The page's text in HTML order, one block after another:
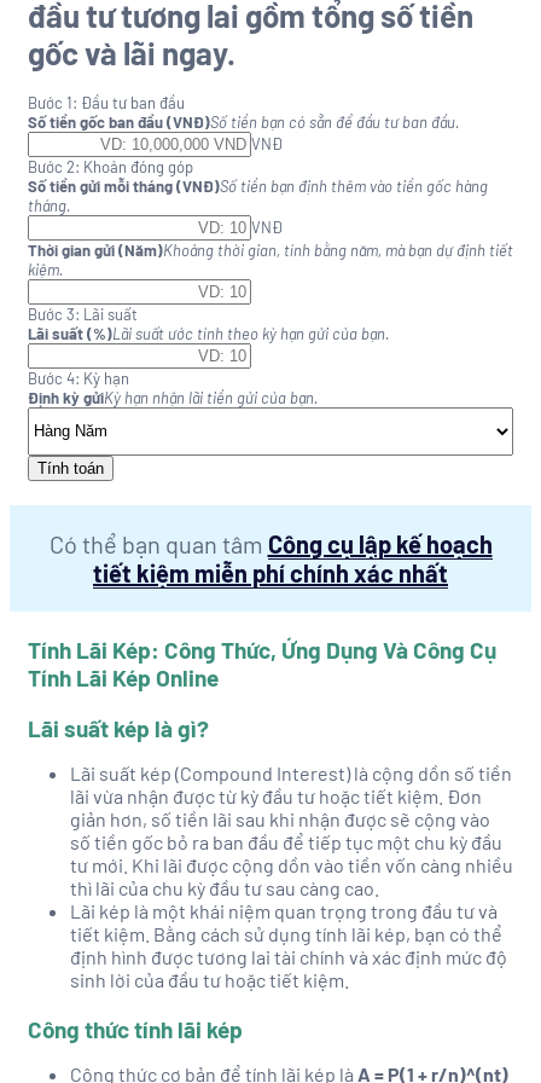
Lâm Nghiệp
Luật / Pháp lý
Môi trường
Mới tốt nghiệp / Thực tập
Mỹ thuật / Nghệ thuật / Thiết kế
Ngân hàng
Nhà hàng / Khách sạn
Nội ngoại thất
Nông nghiệp
Phi chính phủ / Phi lợi nhuận
Sản xuất / Vận hành sản xuất
Thống kê
Thu mua / Vật tư
Thủy lợi
Thực phẩm & Đồ uống
Thư viện
Tiếp thị / Marketing
Tiếp thị trực tuyến
Tổ chức sự kiện
Trắc địa / Địa Chất
Truyền hình / Báo chí / Biên tập
đầu tư tương lai gồm tổng số tiền
gốc và lãi ngay.
Bước 1: Đầu tư ban đầu
Số tiền gốc ban đầu (VNĐ)Số tiền bạn có sẵn để đầu tư ban đầu.
VNĐ
Bước 2: Khoản đóng góp
Số tiền gửi mỗi tháng (VNĐ)Số tiền bạn định thêm vào tiền gốc hàng
tháng.
VNĐ
Thời gian gửi (Năm)Khoảng thời gian, tính bằng năm, mà bạn dự định tiết
kiệm.
Bước 3: Lãi suất
Lãi suất (%)Lãi suất ước tính theo kỳ hạn gửi của bạn.
Bước 4: Kỳ hạn
Định kỳ gửiKỳ hạn nhận lãi tiền gửi của bạn.
Tính toán
Có thể bạn quan tâm Công cụ lập kế hoạch
tiết kiệm miễn phí chính xác nhất
Tính Lãi Kép: Công Thức, Ứng Dụng Và Công Cụ
Tính Lãi Kép Online
Lãi suất kép là gì?
Lãi suất kép (Compound Interest) là cộng dồn số tiền
lãi vừa nhận được từ kỳ đầu tư hoặc tiết kiệm. Đơn
giản hơn, số tiền lãi sau khi nhận được sẽ cộng vào
số tiền gốc bỏ ra ban đầu để tiếp tục một chu kỳ đầu
tư mới. Khi lãi được cộng dồn vào tiền vốn càng nhiều
thì lãi của chu kỳ đầu tư sau càng cao.
Lãi kép là một khái niệm quan trọng trong đầu tư và
tiết kiệm. Bằng cách sử dụng tính lãi kép, bạn có thể
định hình được tương lai tài chính và xác định mức độ
sinh lời của đầu tư hoặc tiết kiệm.
Công thức tính lãi kép
Công thức cơ bản để tính lãi kép là A = P(1 + r/n)^(nt)